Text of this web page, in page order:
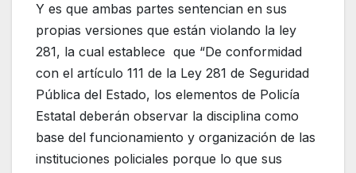
Y es que ambas partes sentencian en sus
propias versiones que están violando la ley
281, la cual establece que “De conformidad
con el artículo 111 de la Ley 281 de Seguridad
Pública del Estado, los elementos de Policía
Estatal deberán observar la disciplina como
base del funcionamiento y organización de las
instituciones policiales porque lo que sus